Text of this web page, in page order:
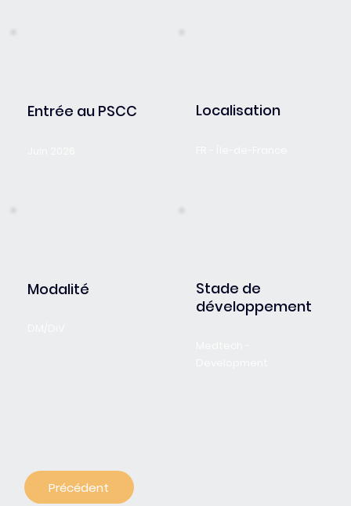
Entrée au PSCC Localisation
Modalité
Stade de
développement
Précédent